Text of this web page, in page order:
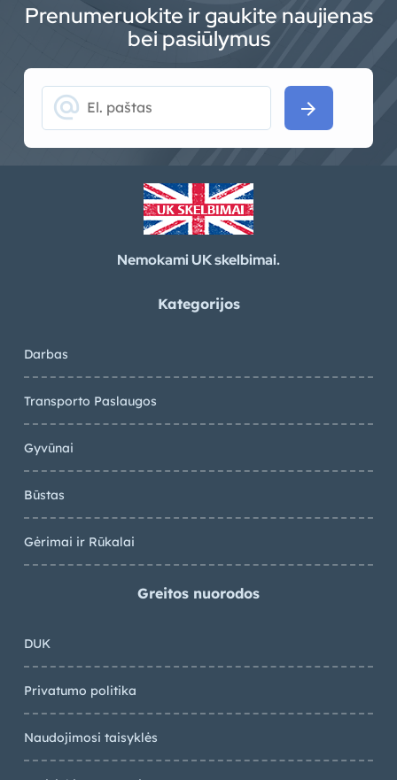
Prenumeruokite ir gaukite naujienas
bei pasiūlymus
alternate_email arrow_forward
Nemokami UK skelbimai.
Kategorijos
Darbas
Transporto Paslaugos
Gyvūnai
Būstas
Gėrimai ir Rūkalai
Greitos nuorodos
DUK
Privatumo politika
Naudojimosi taisyklės